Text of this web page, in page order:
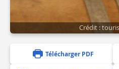
Crédit :
Télécharger PDF